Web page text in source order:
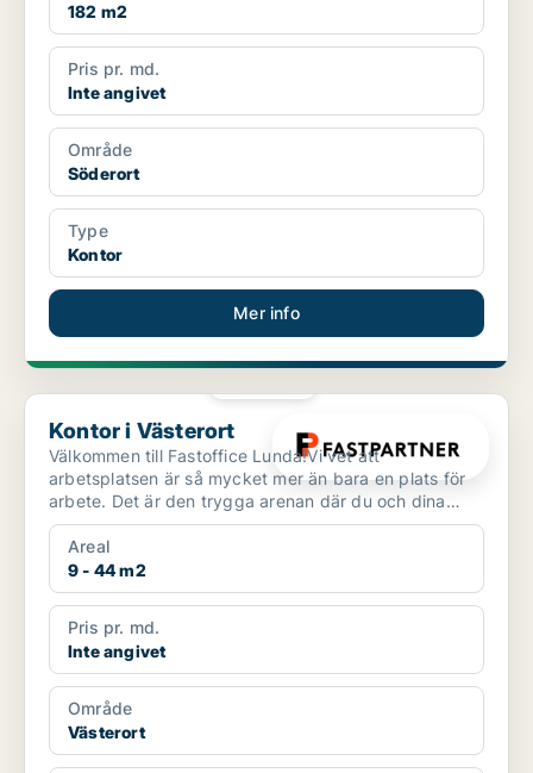
182 m2
Pris pr. md.
Inte angivet
Område
Söderort
Type
Kontor
Mer info
Kontor i Västerort
Kontor i Västerort
Välkommen till Fastoffice Lunda!Vi vet att
arbetsplatsen är så mycket mer än bara en plats för
arbete. Det är den trygga arenan där du och dina
kollegor umgå...
Areal
9 - 44 m2
Pris pr. md.
Inte angivet
Område
Västerort